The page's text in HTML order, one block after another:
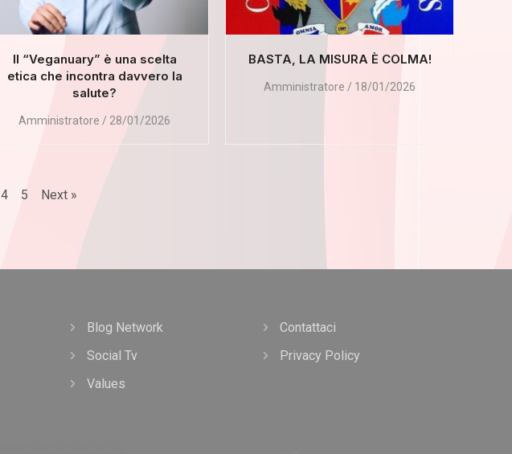
Il “Veganuary” è una scelta
etica che incontra davvero la
salute?
Amministratore 28/01/2026
BASTA, LA MISURA È COLMA!
Amministratore 18/01/2026
4 5 Next »
Blog Network
Social Tv
Values
Contattaci
Privacy Policy